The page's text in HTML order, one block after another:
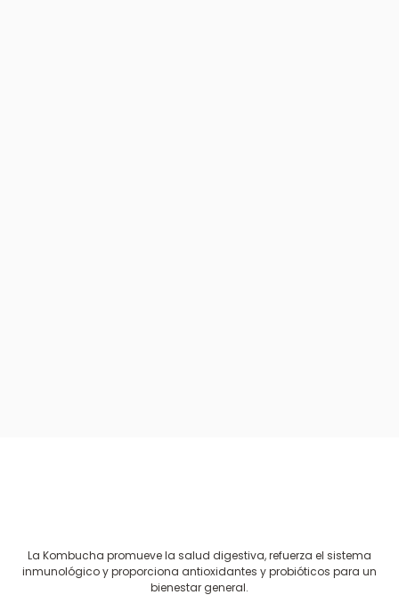
La Kombucha promueve la salud digestiva, refuerza el sistema
inmunológico y proporciona antioxidantes y probióticos para un
bienestar general.